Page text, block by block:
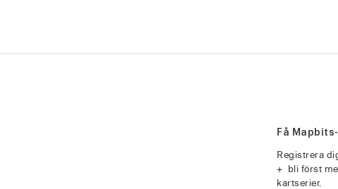
Få
Registrera
+ bli först
kartserier.